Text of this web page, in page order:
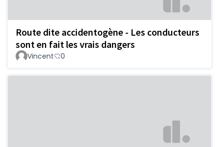
Route dite accidentogène - Les conducteurs
sont en fait les vrais dangers
Vincent 0